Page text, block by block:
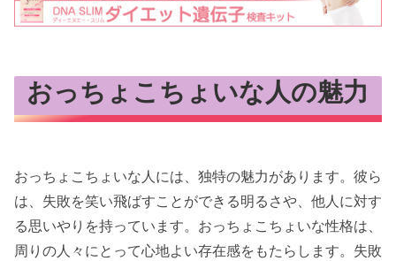
おっちょこちょいな人の魅力
おっちょこちょいな人には、独特の魅力があります。彼ら
は、失敗を笑い飛ばすことができる明るさや、他人に対す
る思いやりを持っています。おっちょこちょいな性格は、
周りの人々にとって心地よい存在感をもたらします。失敗